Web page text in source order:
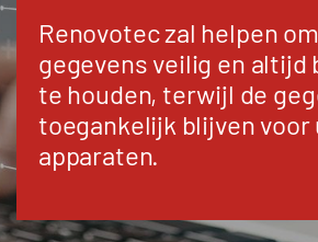
Renovotec zal helpen
gegevens veilig en altijd
te houden, terwijl de
toegankelijk blijven voor
apparaten.